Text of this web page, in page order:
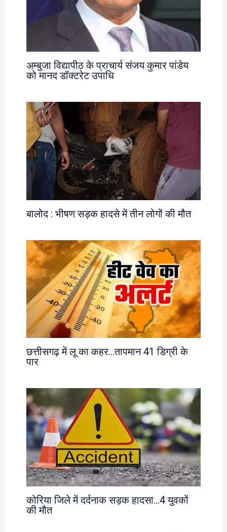
अम्बुजा विद्यापीठ के प्राचार्य संजय कुमार पांडेय
को मानद डॉक्टरेट उपाधि
बालोद : भीषण सड़क हादसे में तीन लोगों की मौत
छत्तीसगढ़ में लू का कहर…तापमान 41 डिग्री के
पार
कोरिया जिले में दर्दनाक सड़क हादसा…4 युवकों
की मौत